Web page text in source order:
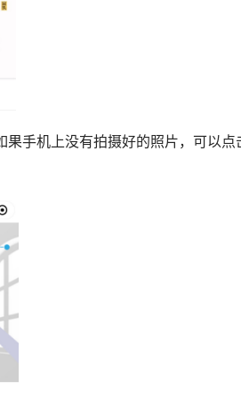
果手机上没有拍摄好的照片，可以点